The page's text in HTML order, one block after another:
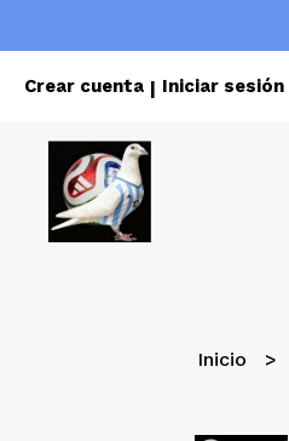
Crear cuenta | Iniciar sesión
Inicio